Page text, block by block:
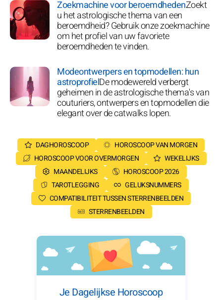
Zoekmachine voor beroemdhedenZoekt
u het astrologische thema van een
beroemdheid? Gebruik onze zoekmachine
om het profiel van uw favoriete
beroemdheden te vinden.
Modeontwerpers en topmodellen: hun
astroprofielDe modewereld verbergt
geheimen in de astrologische thema's van
couturiers, ontwerpers en topmodellen die
elegant over de catwalks lopen.
DAGHOROSCOOP
HOROSCOOP VAN MORGEN
HOROSCOOP VOOR OVERMORGEN
WEKELIJKS
MAANDELIJKS
HOROSCOOP 2026
TAROTLEGGING
GELUKSNUMMERS
COMPATIBILITEIT TUSSEN STERRENBEELDEN
STERRENBEELDEN
Je Dagelijkse Horoscoop